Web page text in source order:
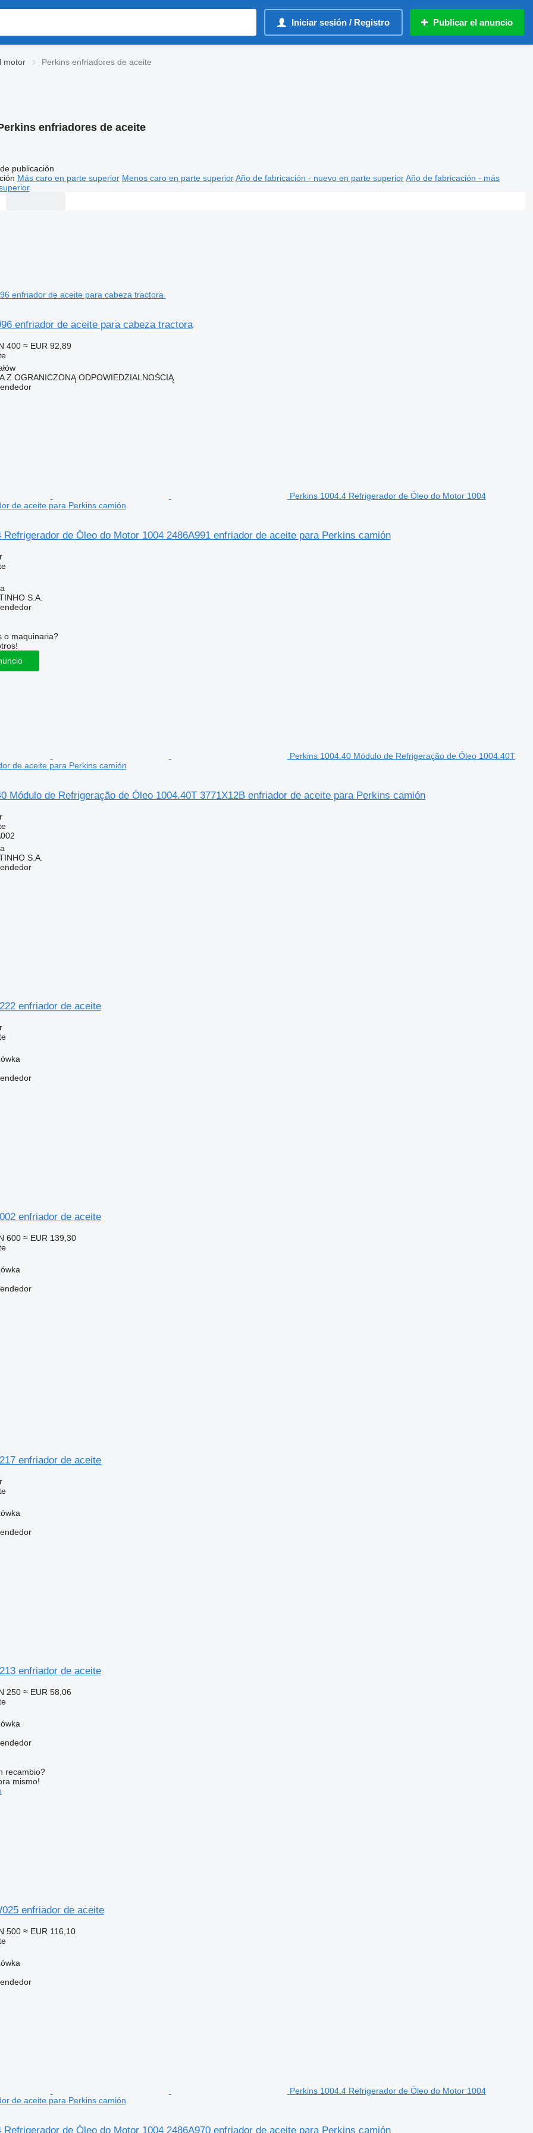
Iniciar sesión / Registro Publicar el anuncio
motor Perkins enfriadores de aceite
enfriadores de aceite
publicación
Más caro en parte superior Menos caro en parte superior Año de fabricación - nuevo en parte superior Año de fabricación - más
enfriador de aceite para cabeza tractora
400 ≈ EUR 92,89
Z OGRANICZONĄ ODPOWIEDZIALNOŚCIĄ
Perkins 1004.4 Refrigerador de Óleo do Motor 1004
de aceite para Perkins camión
Refrigerador de Óleo do Motor 1004 2486A991 enfriador de aceite para Perkins camión
S.A.
o maquinaria?
Perkins 1004.40 Módulo de Refrigeração de Óleo 1004.40T
de aceite para Perkins camión
Módulo de Refrigeração de Óleo 1004.40T 3771X12B enfriador de aceite para Perkins camión
S.A.
enfriador de aceite
enfriador de aceite
600 ≈ EUR 139,30
enfriador de aceite
enfriador de aceite
250 ≈ EUR 58,06
recambio?
mismo!
enfriador de aceite
500 ≈ EUR 116,10
Perkins 1004.4 Refrigerador de Óleo do Motor 1004
de aceite para Perkins camión
Refrigerador de Óleo do Motor 1004 2486A970 enfriador de aceite para Perkins camión